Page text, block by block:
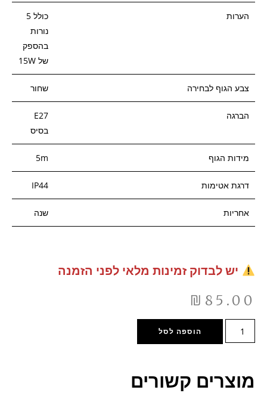
הערות
כולל 5
נורות
בהספק
של 15W
צבע הגוף לבחירה שחור
הברגה
E27
בסיס
מידות הגוף 5m
דרגת אטימות IP44
אחריות שנה
יש לבדוק זמינות מלאי לפני הזמנה
₪ 85.00
הוספה לסל
מוצרים קשורים